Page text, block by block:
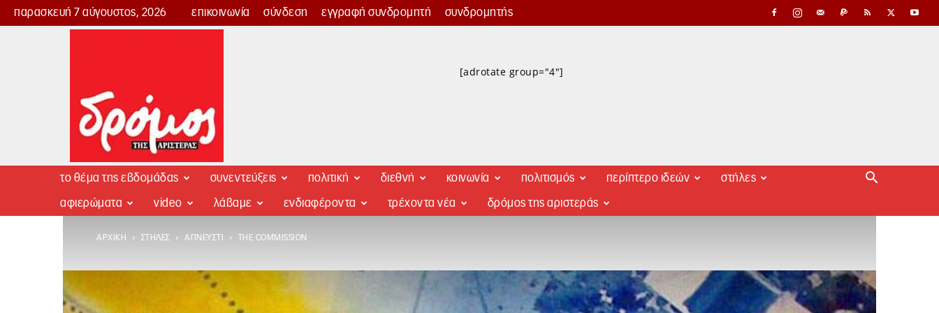
παρασκευή 7 αύγουστος, 2026 επικοινωνία σύνδεση εγγραφή συνδρομητή συνδρομητής
Δρόμος
[adrotate group="4"]
το θέμα της εβδομάδας συνεντεύξεις πολιτική διεθνή κοινωνία πολιτισμός περίπτερο ιδεών στήλες
αφιερώματα video λάβαμε ενδιαφέροντα τρέχοντα νέα δρόμος της αριστεράς
ΑΡΧΙΚΉ ΣΤΉΛΕΣ ΑΠΝΕΥΣΤΊ THE COMMISSION